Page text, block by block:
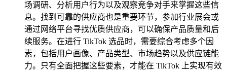
场调研、分析用户行为以及观察竞争对手来掌握这些信
息。找到可靠的供应商也是重要环节，参加行业展会或
通过网络平台寻找优质供应商，可以确保产品质量和后
续服务。在进行 TikTok 选品时，需要综合考虑多个因
素，包括用户画像、产品类型、市场趋势以及供应链能
力。只有全面把握这些要素，才能在 TikTok 上实现有效